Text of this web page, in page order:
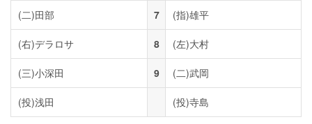
(二)田部 7 (指)雄平
(右)デラロサ 8 (左)大村
(三)小深田 9 (二)武岡
(投)浅田 (投)寺島